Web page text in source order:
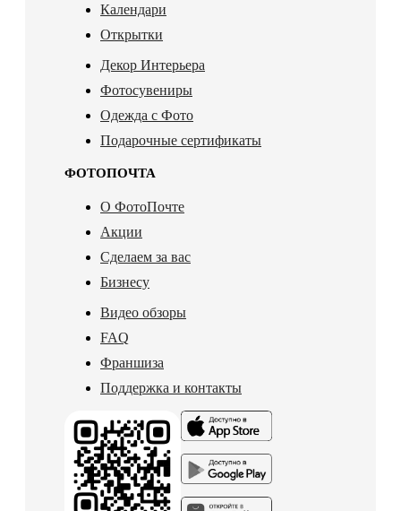
Календари
Открытки
Декор Интерьера
Фотосувениры
Одежда с Фото
Подарочные сертификаты
ФОТОПОЧТА
О ФотоПочте
Акции
Сделаем за вас
Бизнесу
Видео обзоры
FAQ
Франшиза
Поддержка и контакты